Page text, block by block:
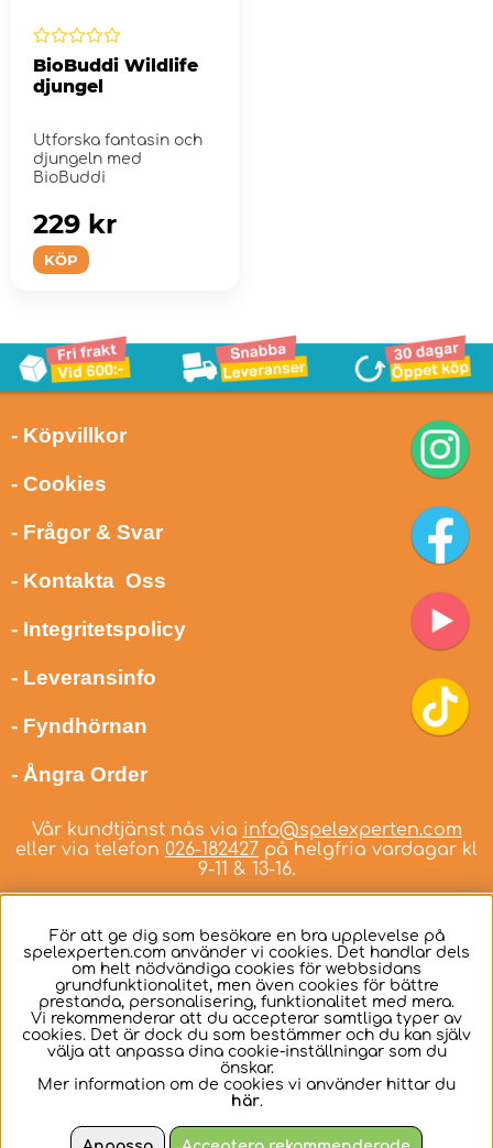
BioBuddi Wildlife
djungel
Utforska fantasin och
djungeln med
BioBuddi
KÖP
229 kr
- Köpvillkor
- Cookies
- Frågor & Svar
- Kontakta Oss
- Integritetspolicy
- Leveransinfo
- Fyndhörnan
- Ångra Order
Vår kundtjänst nås via info@spelexperten.com
eller via telefon 026-182427 på helgfria vardagar kl
9-11 & 13-16.
Svenska
För att ge dig som besökare en bra upplevelse på
spelexperten.com använder vi cookies. Det handlar dels
om helt nödvändiga cookies för webbsidans
grundfunktionalitet, men även cookies för bättre
prestanda, personalisering, funktionalitet med mera.
Vi rekommenderar att du accepterar samtliga typer av
cookies. Det är dock du som bestämmer och du kan själv
välja att anpassa dina cookie-inställningar som du
önskar.
Mer information om de cookies vi använder hittar du
här.